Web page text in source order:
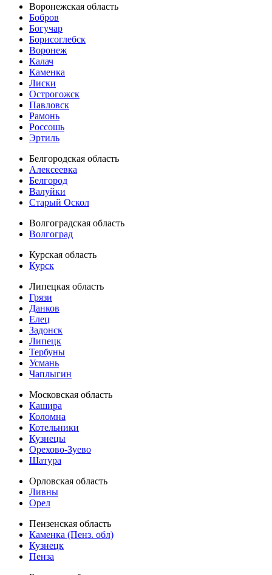
Воронежская область
Бобров
Богучар
Борисоглебск
Воронеж
Калач
Каменка
Лиски
Острогожск
Павловск
Рамонь
Россошь
Эртиль
Белгородская область
Алексеевка
Белгород
Валуйки
Старый Оскол
Волгоградская область
Волгоград
Курская область
Курск
Липецкая область
Грязи
Данков
Елец
Задонск
Липецк
Тербуны
Усмань
Чаплыгин
Московская область
Кашира
Коломна
Котельники
Кузнецы
Орехово-Зуево
Шатура
Орловская область
Ливны
Орел
Пензенская область
Каменка (Пенз. обл)
Кузнецк
Пенза